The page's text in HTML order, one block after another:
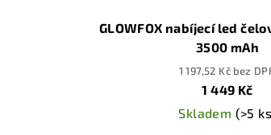
GLOWFOX nabíjecí led
3500 mAh
1 197,52 Kč bez
1 449 Kč
Skladem (>5